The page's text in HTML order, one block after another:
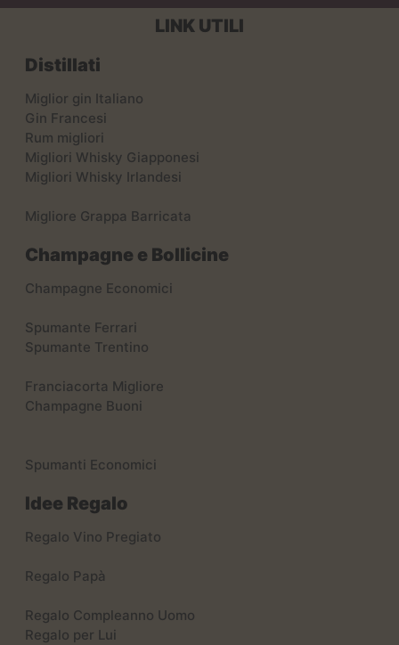
LINK UTILI
Distillati
Miglior gin Italiano
Gin Francesi
Rum migliori
Migliori Whisky Giapponesi
Migliori Whisky Irlandesi
Migliore Grappa Barricata
Champagne e Bollicine
Champagne Economici
Spumante Ferrari
Spumante Trentino
Franciacorta Migliore
Champagne Buoni
Spumanti Economici
Idee Regalo
Regalo Vino Pregiato
Regalo Papà
Regalo Compleanno Uomo
Regalo per Lui